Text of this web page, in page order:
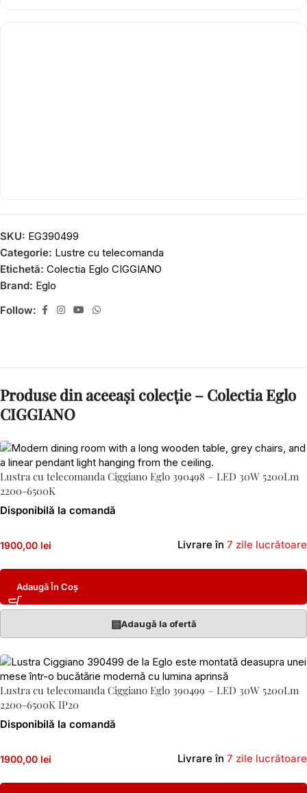
SKU: EG390499
Categorie: Lustre cu telecomanda
Etichetă: Colectia Eglo CIGGIANO
Brand: Eglo
Follow:
Produse din aceeași colecție – Colectia Eglo
CIGGIANO
Lustra cu telecomanda Ciggiano Eglo 390498 – LED 30W 5200Lm
2200-6500K
Disponibilă la comandă
1900,00 lei Livrare în 7 zile lucrătoare
Adaugă În Coș
▤Adaugă la ofertă
Lustra cu telecomanda Ciggiano Eglo 390499 – LED 30W 5200Lm
2200-6500K IP20
Disponibilă la comandă
1900,00 lei Livrare în 7 zile lucrătoare